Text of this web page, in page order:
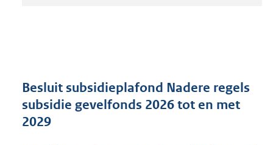
r
o
Besluit subsidieplafond Nadere regels
subsidie gevelfonds 2026 tot en met
2029